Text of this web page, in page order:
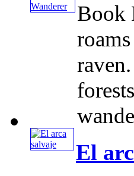
Book
El